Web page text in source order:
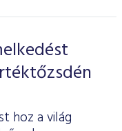
hoz a világ